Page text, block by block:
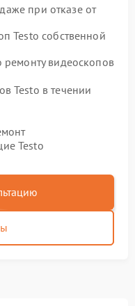
даже при отказе от
Testo собственной
видеоскопов
Testo в течении
Testo